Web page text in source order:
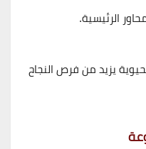
الرئيسية.
يزيد من فرص النجاح